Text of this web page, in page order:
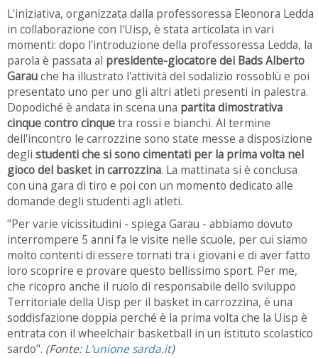
L'iniziativa, organizzata dalla professoressa Eleonora Ledda
in collaborazione con l'Uisp, è stata articolata in vari
momenti: dopo l'introduzione della professoressa Ledda, la
parola è passata al presidente-giocatore dei Bads Alberto
Garauche ha illustrato l'attività del sodalizio rossoblù e poi
presentato uno per uno gli altri atleti presenti in palestra.
Dopodiché è andata in scena una partita dimostrativa
cinque contro cinquetra rossi e bianchi. Al termine
dell'incontro le carrozzine sono state messe a disposizione
degli studenti che si sono cimentati per la prima volta nel
gioco del basket in carrozzina. La mattinata si è conclusa
con una gara di tiro e poi con un momento dedicato alle
domande degli studenti agli atleti.
"Per varie vicissitudini - spiega Garau - abbiamo dovuto
interrompere 5 anni fa le visite nelle scuole, per cui siamo
molto contenti di essere tornati tra i giovani e di aver fatto
loro scoprire e provare questo bellissimo sport. Per me,
che ricopro anche il ruolo di responsabile dello sviluppo
Territoriale della Uisp per il basket in carrozzina, è una
soddisfazione doppia perché è la prima volta che la Uisp è
entrata con il wheelchair basketball in un istituto scolastico
sardo". (Fonte:L'unione sarda.it)